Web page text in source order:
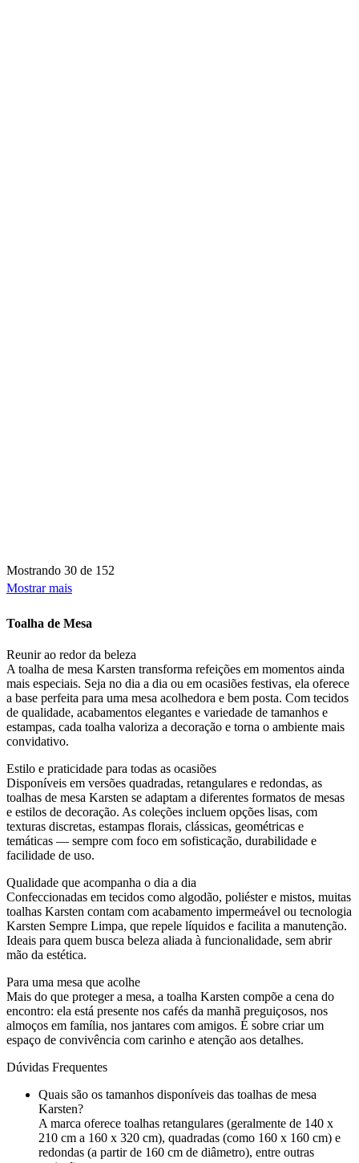
Mostrando 30 de 152
Mostrar mais
Toalha de Mesa
Reunir ao redor da beleza
A toalha de mesa Karsten transforma refeições em momentos ainda
mais especiais. Seja no dia a dia ou em ocasiões festivas, ela oferece
a base perfeita para uma mesa acolhedora e bem posta. Com tecidos
de qualidade, acabamentos elegantes e variedade de tamanhos e
estampas, cada toalha valoriza a decoração e torna o ambiente mais
convidativo.
Estilo e praticidade para todas as ocasiões
Disponíveis em versões quadradas, retangulares e redondas, as
toalhas de mesa Karsten se adaptam a diferentes formatos de mesas
e estilos de decoração. As coleções incluem opções lisas, com
texturas discretas, estampas florais, clássicas, geométricas e
temáticas — sempre com foco em sofisticação, durabilidade e
facilidade de uso.
Qualidade que acompanha o dia a dia
Confeccionadas em tecidos como algodão, poliéster e mistos, muitas
toalhas Karsten contam com acabamento impermeável ou tecnologia
Karsten Sempre Limpa, que repele líquidos e facilita a manutenção.
Ideais para quem busca beleza aliada à funcionalidade, sem abrir
mão da estética.
Para uma mesa que acolhe
Mais do que proteger a mesa, a toalha Karsten compõe a cena do
encontro: ela está presente nos cafés da manhã preguiçosos, nos
almoços em família, nos jantares com amigos. É sobre criar um
espaço de convivência com carinho e atenção aos detalhes.
Dúvidas Frequentes
Quais são os tamanhos disponíveis das toalhas de mesa
Karsten?
A marca oferece toalhas retangulares (geralmente de 140 x
210 cm a 160 x 320 cm), quadradas (como 160 x 160 cm) e
redondas (a partir de 160 cm de diâmetro), entre outras